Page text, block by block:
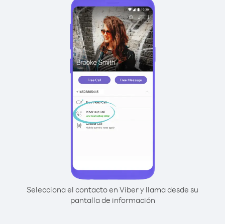
Selecciona el contacto en Viber y llama desde su
pantalla de información